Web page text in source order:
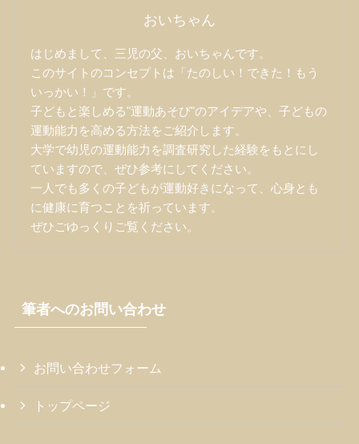
おいちゃん
はじめまして、三児の父、おいちゃんです。
このサイトのコンセプトは「たのしい！できた！もう
いっかい！」です。
子どもと楽しめる"運動あそび"のアイデアや、子どもの
運動能力を高める方法をご紹介します。
大学で幼児の運動能力を調査研究した経験をもとにし
ていますので、ぜひ参考にしてください。
一人でも多くの子どもが運動好きになって、心身とも
に健康に育つことを祈っています。
ぜひごゆっくりご覧ください。
筆者へのお問い合わせ
お問い合わせフォーム
トップページ